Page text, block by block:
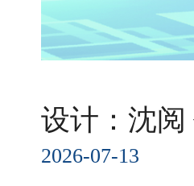
设计：沈阅
2026-07-13